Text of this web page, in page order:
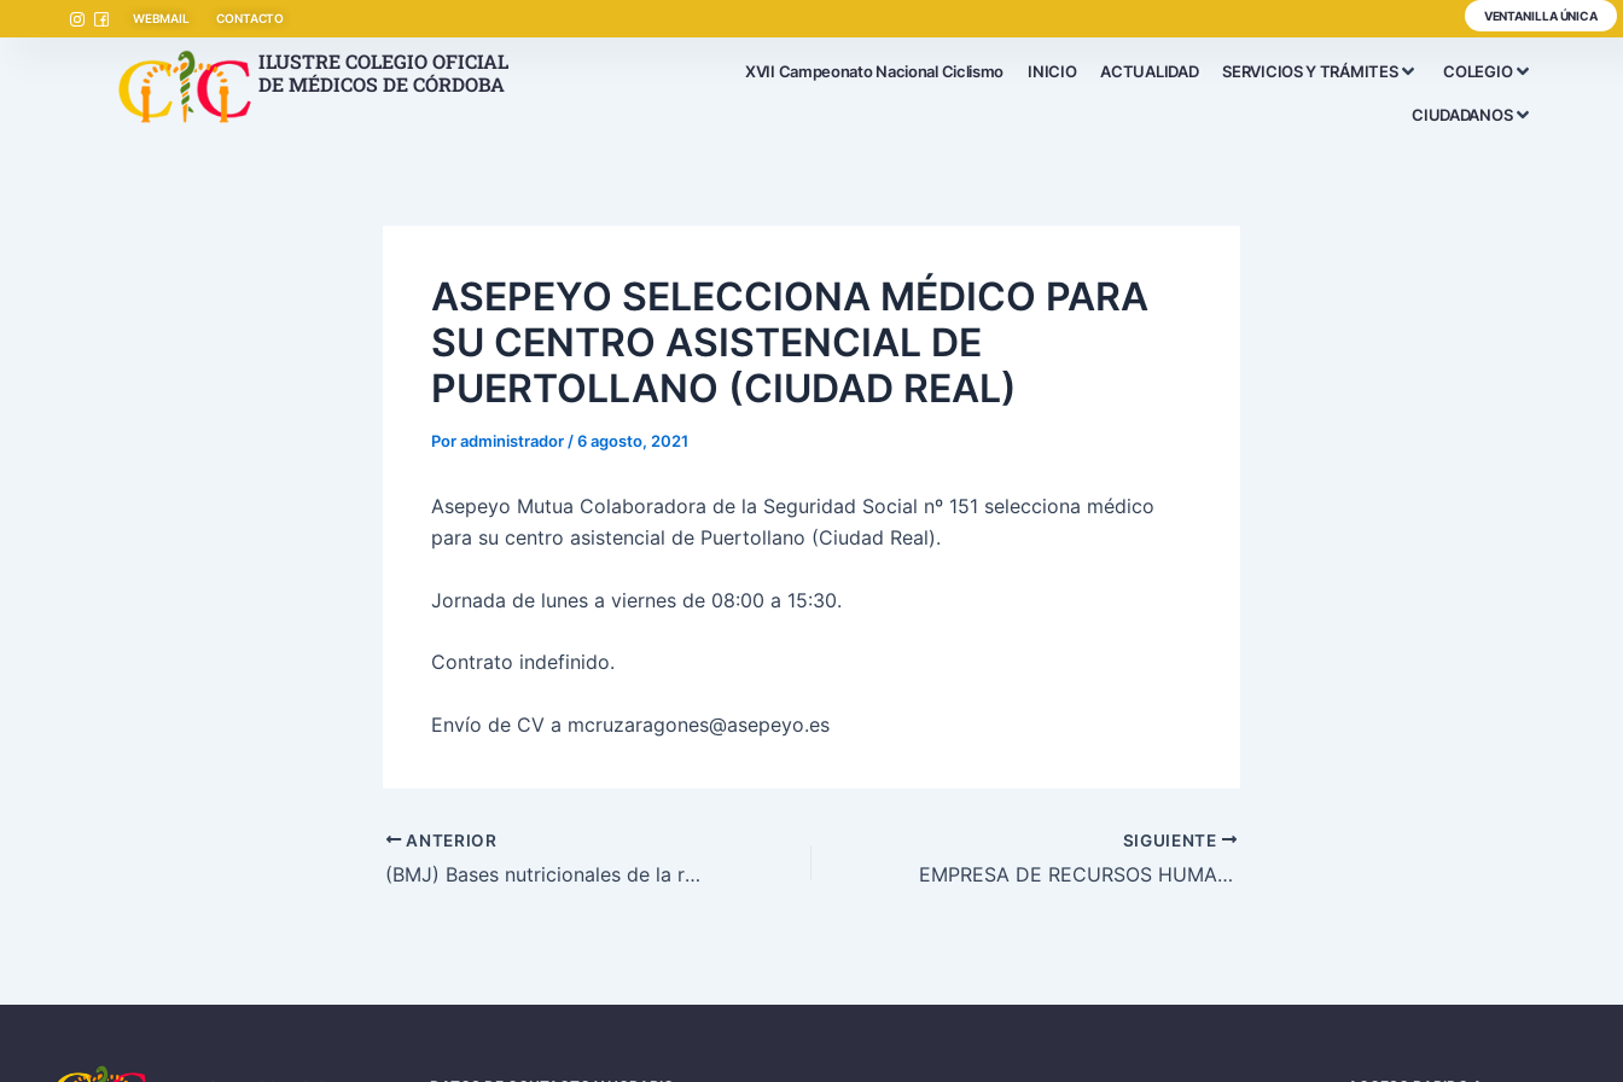
WEBMAIL CONTACTO VENTANILLA ÚNICA
ILUSTRE COLEGIO OFICIAL
DE MÉDICOS DE CÓRDOBA
XVII Campeonato Nacional Ciclismo INICIO ACTUALIDAD SERVICIOS Y TRÁMITES COLEGIO
CIUDADANOS
ASEPEYO SELECCIONA MÉDICO PARA
SU CENTRO ASISTENCIAL DE
PUERTOLLANO (CIUDAD REAL)
Poradministrador /6 agosto, 2021
Asepeyo Mutua Colaboradora de la Seguridad Social nº 151 selecciona médico
para su centro asistencial de Puertollano (Ciudad Real).
Jornada de lunes a viernes de 08:00 a 15:30.
Contrato indefinido.
Envío de CV a mcruzaragones@asepeyo.es
entradas
ANTERIOR
(BMJ) Bases nutricionales de la remisión de la diabetes mellitus tipo 2. El Rincón de Sísifo
SIGUIENTE
EMPRESA DE RECURSOS HUMANOS SELECCIONA MÉDICOS CON EXPERIENCIA EN URGENCIAS HOSPITALARIAS